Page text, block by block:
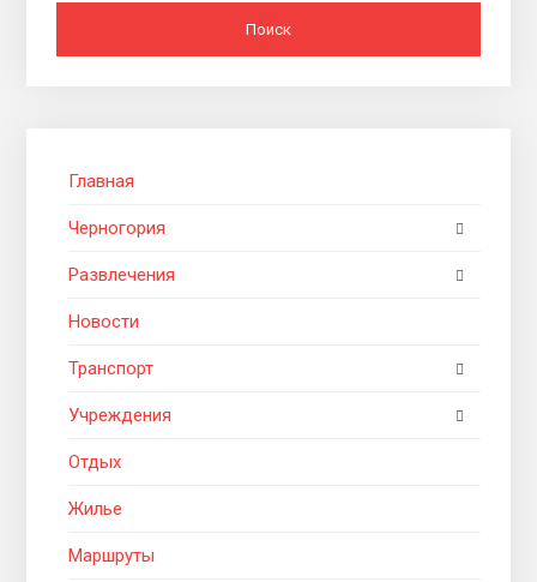
Главная
Черногория
Развлечения
Новости
Транспорт
Учреждения
Отдых
Жилье
Маршруты